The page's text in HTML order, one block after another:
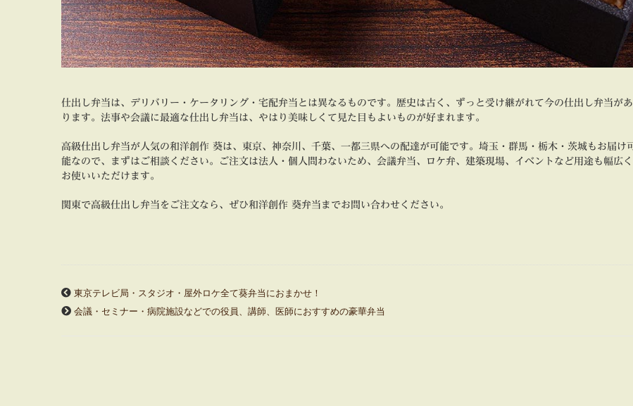
仕出し弁当は、デリバリー・ケータリング・宅配弁当とは異なるものです。歴史は古く、ずっと受け継がれて今の仕出し弁当があ
ります。法事や会議に最適な仕出し弁当は、やはり美味しくて見た目もよいものが好まれます。
高級仕出し弁当が人気の和洋創作 葵は、東京、神奈川、千葉、一都三県への配達が可能です。埼玉・群馬・栃木・茨城もお届け可
能なので、まずはご相談ください。ご注文は法人・個人問わないため、会議弁当、ロケ弁、建築現場、イベントなど用途も幅広く
お使いいただけます。
関東で高級仕出し弁当をご注文なら、ぜひ和洋創作 葵弁当までお問い合わせください。
東京テレビ局・スタジオ・屋外ロケ全て葵弁当におまかせ！
会議・セミナー・病院施設などでの役員、講師、医師におすすめの豪華弁当